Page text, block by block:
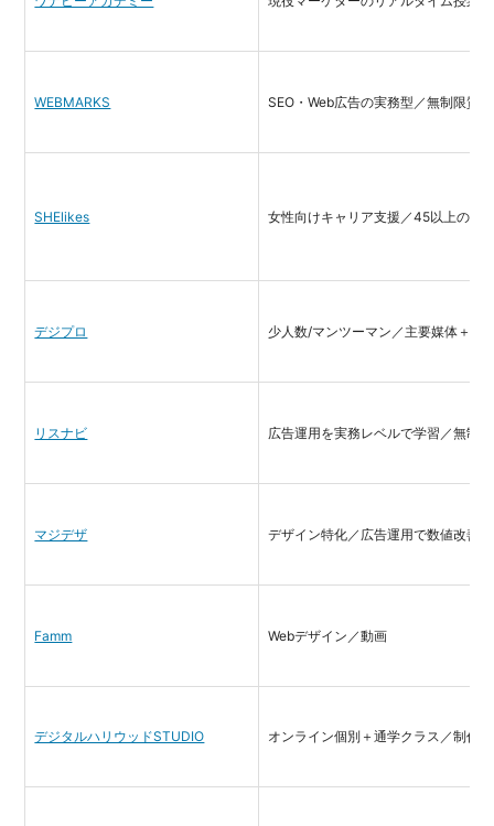
WEBMARKS SEO・Web広告の実務型／無制限質問
SHElikes 女性向けキャリア支援／45以上のス
デジプロ 少人数/マンツーマン／主要媒体＋
リスナビ 広告運用を実務レベルで学習／無制
マジデザ デザイン特化／広告運用で数値改善
Famm Webデザイン／動画
デジタルハリウッドSTUDIO オンライン個別＋通学クラス／制作